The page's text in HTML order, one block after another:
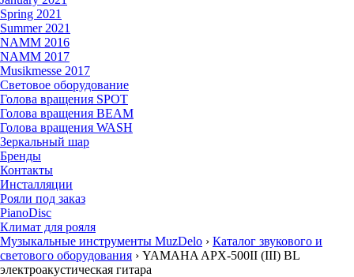
Spring 2021
Summer 2021
NAMM 2016
NAMM 2017
Musikmesse 2017
Световое оборудование
Голова вращения SPOT
Голова вращения BEAM
Голова вращения WASH
Зеркальный шар
Бренды
Контакты
Инсталляции
Рояли под заказ
PianoDisc
Климат для рояля
Музыкальные инструменты MuzDelo › Каталог звукового и
светового оборудования › YAMAHA APX-500II (III) BL
электроакустическая гитара